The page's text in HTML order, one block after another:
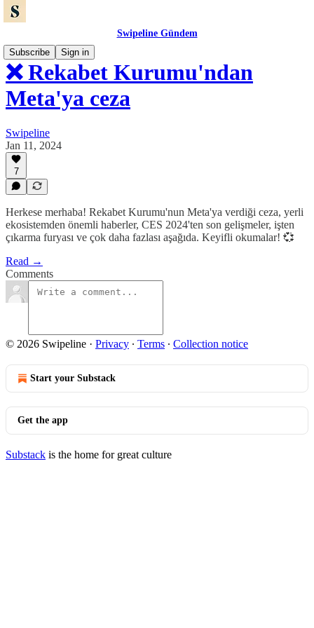
Swipeline Gündem
Subscribe
Sign in
❌ Rekabet Kurumu'ndan
Meta'ya ceza
Swipeline
Jan 11, 2024
7
Herkese merhaba! Rekabet Kurumu'nun Meta'ya verdiği ceza, yerli
ekosistemden önemli haberler, CES 2024'ten son gelişmeler, işten
çıkarma furyası ve çok daha fazlası aşağıda. Keyifli okumalar! 💞
Read →
Comments
© 2026 Swipeline · Privacy ∙ Terms ∙ Collection notice
Start your Substack
Get the app
Substack is the home for great culture